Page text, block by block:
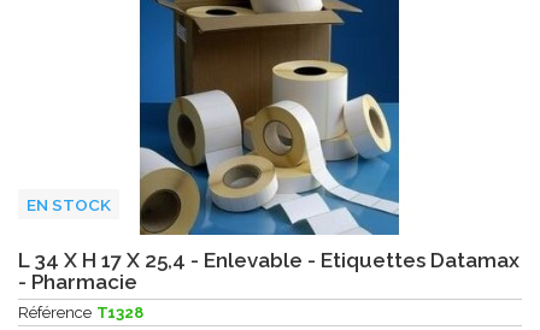
EN STOCK
L 34 X H 17 X 25,4 - Enlevable - Etiquettes Datamax
- Pharmacie
Référence T1328